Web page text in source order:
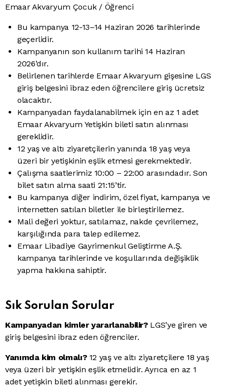
Emaar Akvaryum Çocuk / Öğrenci
Bu kampanya 12-13–14 Haziran 2026 tarihlerinde
geçerlidir.
Kampanyanın son kullanım tarihi 14 Haziran
2026’dır.
Belirlenen tarihlerde Emaar Akvaryum gişesine LGS
giriş belgesini ibraz eden öğrencilere giriş ücretsiz
olacaktır.
Kampanyadan faydalanabilmek için en az 1 adet
Emaar Akvaryum Yetişkin bileti satın alınması
gereklidir.
12 yaş ve altı ziyaretçilerin yanında 18 yaş veya
üzeri bir yetişkinin eşlik etmesi gerekmektedir.
Çalışma saatlerimiz 10:00 – 22:00 arasındadır. Son
bilet satın alma saati 21:15’tir.
Bu kampanya diğer indirim, özel fiyat, kampanya ve
internetten satılan biletler ile birleştirilemez.
Mali değeri yoktur, satılamaz, nakde çevrilemez,
karşılığında para talep edilemez.
Emaar Libadiye Gayrimenkul Geliştirme A.Ş.
kampanya tarihlerinde ve koşullarında değişiklik
yapma hakkına sahiptir.
Sık Sorulan Sorular
Kampanyadan kimler yararlanabilir?LGS’ye giren ve
giriş belgesini ibraz eden öğrenciler.
Yanımda kim olmalı?12 yaş ve altı ziyaretçilere 18 yaş
veya üzeri bir yetişkin eşlik etmelidir. Ayrıca en az 1
adet yetişkin bileti alınması gerekir.